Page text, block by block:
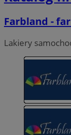
Farbland -
Lakiery